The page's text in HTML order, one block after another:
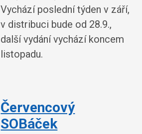
Vychází poslední týden v září,
v distribuci bude od 28.9.,
další vydání vychází koncem
listopadu.
Červencový
SOBáček